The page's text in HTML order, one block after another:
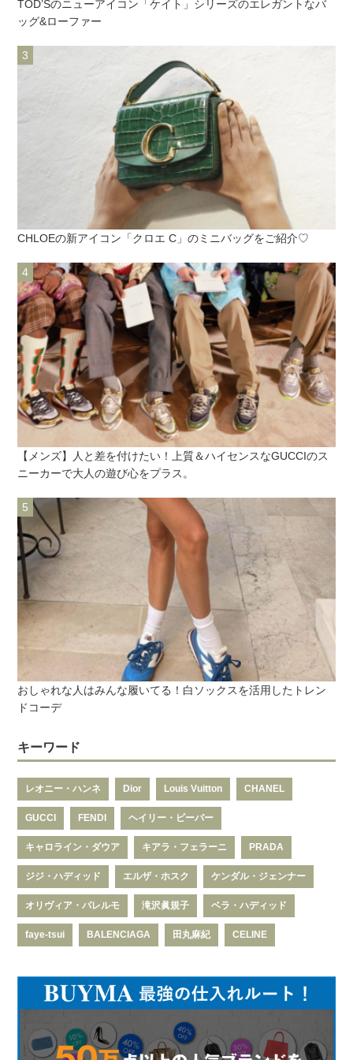
TOD’Sのニューアイコン「ケイト」シリーズのエレガントなバ
ッグ&ローファー
CHLOEの新アイコン「クロエ C」のミニバッグをご紹介♡
【メンズ】人と差を付けたい！上質＆ハイセンスなGUCCIのス
ニーカーで大人の遊び心をプラス。
おしゃれな人はみんな履いてる！白ソックスを活用したトレン
ドコーデ
キーワード
レオニー・ハンネ Dior Louis Vuitton CHANEL
GUCCI FENDI ヘイリー・ビーバー
キャロライン・ダウア キアラ・フェラーニ PRADA
ジジ・ハディッド エルザ・ホスク ケンダル・ジェンナー
オリヴィア・パレルモ 滝沢眞規子 ベラ・ハディッド
faye-tsui BALENCIAGA 田丸麻紀 CELINE